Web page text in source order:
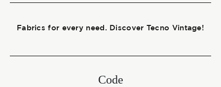
Fabrics for every need. Discover Tecno Vintage!
Code
Certifications
Start together